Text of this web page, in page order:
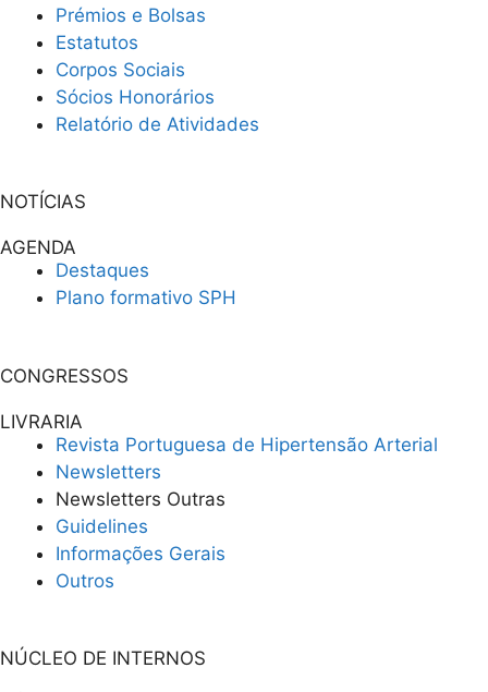
Prémios e Bolsas
Estatutos
Corpos Sociais
Sócios Honorários
Relatório de Atividades
NOTÍCIAS
AGENDA
Destaques
Plano formativo SPH
CONGRESSOS
LIVRARIA
Revista Portuguesa de Hipertensão Arterial
Newsletters
Newsletters Outras
Guidelines
Informações Gerais
Outros
NÚCLEO DE INTERNOS